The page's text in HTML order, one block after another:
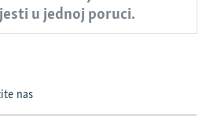
u jednoj poruci.
nas